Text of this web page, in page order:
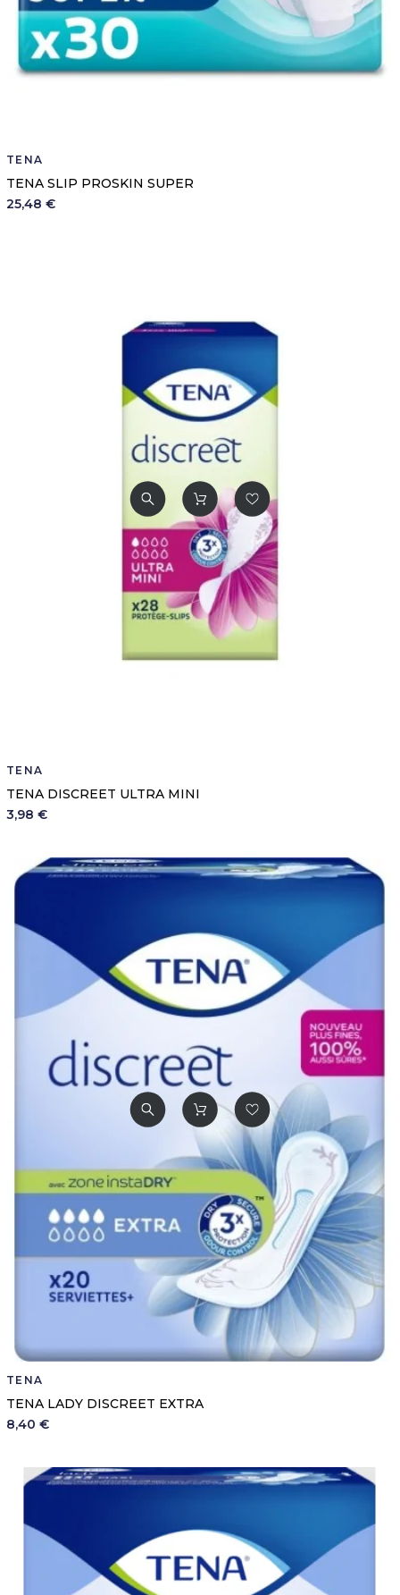
TENA
TENA SLIP PROSKIN SUPER
25,48 €
TENA
TENA DISCREET ULTRA MINI
3,98 €
TENA
TENA LADY DISCREET EXTRA
8,40 €